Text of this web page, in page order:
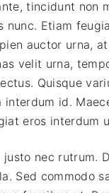
tincidunt non
nunc. Etiam
auctor urna,
velit urna,
Quisque
interdum id.
eros interdum
nec rutrum.
Sed commodo